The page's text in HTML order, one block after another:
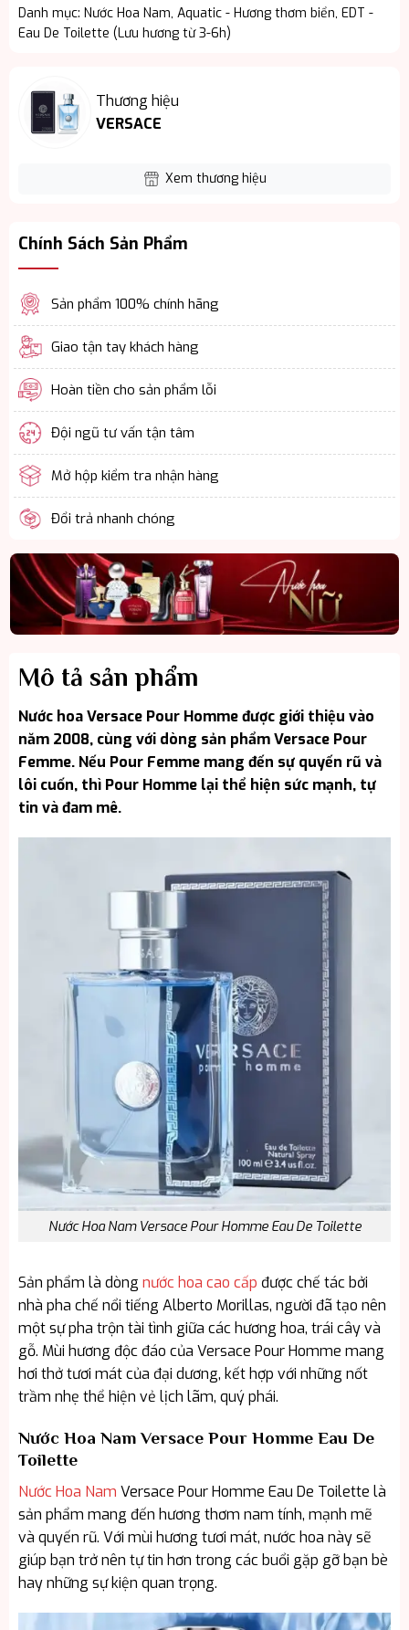
Danh mục: Nước Hoa Nam, Aquatic - Hương thơm biển, EDT -
Eau De Toilette (Lưu hương từ 3-6h)
Thương hiệu
VERSACE
Xem thương hiệu
Chính Sách Sản Phẩm
Sản phẩm 100% chính hãng
Giao tận tay khách hàng
Hoàn tiền cho sản phẩm lỗi
Đội ngũ tư vấn tận tâm
Mở hộp kiểm tra nhận hàng
Đổi trả nhanh chóng
Mô tả sản phẩm
Nước hoa Versace Pour Homme được giới thiệu vào
năm 2008, cùng với dòng sản phẩm Versace Pour
Femme. Nếu Pour Femme mang đến sự quyến rũ và
lôi cuốn, thì Pour Homme lại thể hiện sức mạnh, tự
tin và đam mê.
Nước Hoa Nam Versace Pour Homme Eau De Toilette
Sản phẩm là dòng nước hoa cao cấp được chế tác bởi
nhà pha chế nổi tiếng Alberto Morillas, người đã tạo nên
một sự pha trộn tài tình giữa các hương hoa, trái cây và
gỗ. Mùi hương độc đáo của Versace Pour Homme mang
hơi thở tươi mát của đại dương, kết hợp với những nốt
trầm nhẹ thể hiện vẻ lịch lãm, quý phái.
Nước Hoa Nam Versace Pour Homme Eau De
Toilette
Nước Hoa Nam Versace Pour Homme Eau De Toilette là
sản phẩm mang đến hương thơm nam tính, mạnh mẽ
và quyến rũ. Với mùi hương tươi mát, nước hoa này sẽ
giúp bạn trở nên tự tin hơn trong các buổi gặp gỡ bạn bè
hay những sự kiện quan trọng.